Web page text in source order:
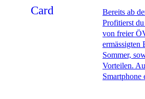
Bereits ab
Profitierst
von freier
ermässigten
Sommer,
Vorteilen.
Smartphone